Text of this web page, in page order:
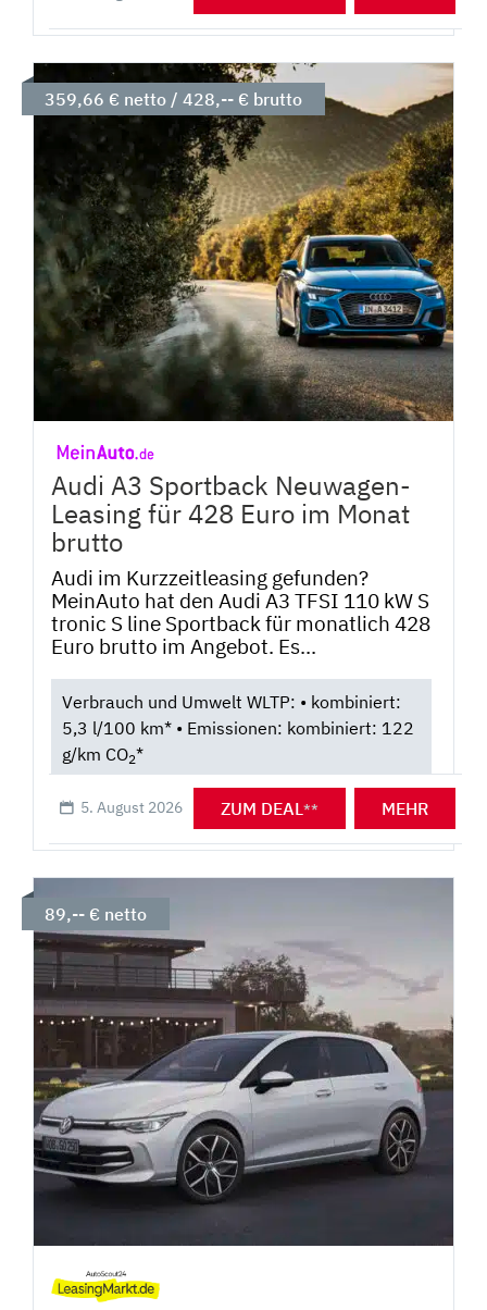
Audi A3 Sportback Neuwagen-
Leasing für 428 Euro im Monat
brutto
Audi im Kurzzeitleasing gefunden?
MeinAuto hat den Audi A3 TFSI 110 kW S
tronic S line Sportback für monatlich 428
Euro brutto im Angebot. Es...
Verbrauch und Umwelt WLTP: • kombiniert:
5,3 l/100 km* • Emissionen: kombiniert: 122
g/km CO2*
5. August 2026 ZUM DEAL ** MEHR
359,66 € netto / 428,-- € brutto
89,-- € netto